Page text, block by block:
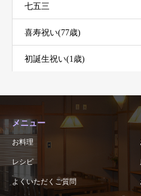
七五三
喜寿祝い(77歳)
初誕生祝い(1歳)
メニュー
お料理
レシピ
よくいただくご質問